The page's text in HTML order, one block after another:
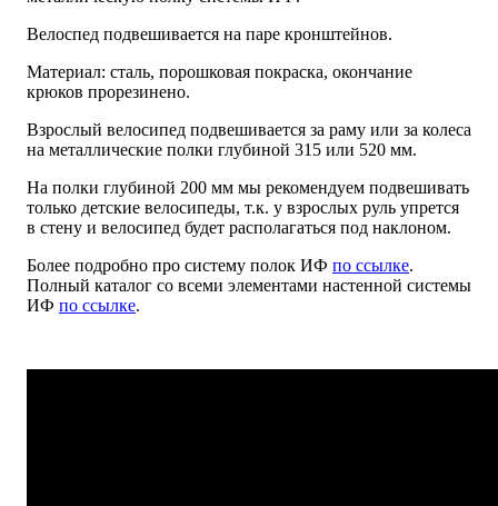
Велоспед подвешивается на паре кронштейнов.
Материал: сталь, порошковая покраска, окончание
крюков прорезинено.
Взрослый велосипед подвешивается за раму или за колеса
на металлические полки глубиной 315 или 520 мм.
На полки глубиной 200 мм мы рекомендуем подвешивать
только детские велосипеды, т.к. у взрослых руль упрется
в стену и велосипед будет располагаться под наклоном.
Более подробно про систему полок ИФ по ссылке.
Полный каталог со всеми элементами настенной системы
ИФ по ссылке.